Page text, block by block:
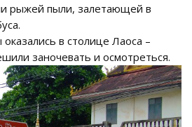
рыжей пыли, залетающей в
в столице Лаоса –
заночевать и осмотреться.